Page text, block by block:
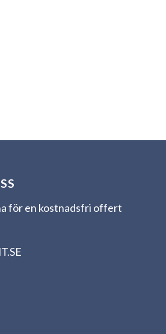
för en kostnadsfri offert